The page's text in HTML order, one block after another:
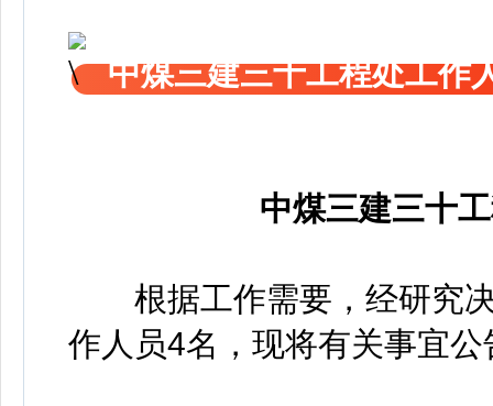
中煤三建三十工程处工作
中煤三建三十
根据工作需要，经研究决
作人员4名，现将有关事宜公